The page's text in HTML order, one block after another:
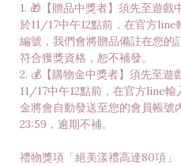
1. 🎁【贈品中獎者】須先至遊戲
於11/17中午12點前，在官方
編號，我們會將贈品備註在您的
符合獲獎資格，恕不補發。
2. 💰【購物金中獎者】須先至遊
11/17中午12點前，在官方line
金將會自動發送至您的會員帳號
23:59，逾期不補。
禮物獎項「絕美漾禮高達80項」